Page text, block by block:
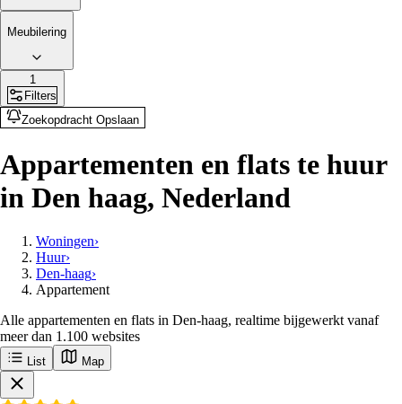
Meubilering
1
Filters
Zoekopdracht Opslaan
Appartementen en flats te huur
in Den haag, Nederland
Woningen›
Huur›
Den-haag›
Appartement
Alle appartementen en flats in Den-haag, realtime bijgewerkt vanaf
meer dan 1.100 websites
List Map